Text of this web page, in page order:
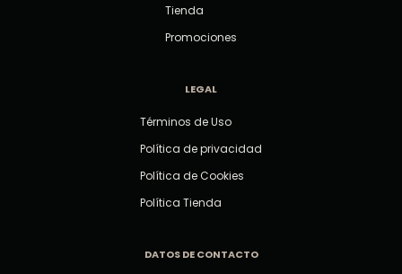
Tienda
Promociones
LEGAL
Términos de Uso
Política de privacidad
Política de Cookies
Política Tienda
DATOS DE CONTACTO